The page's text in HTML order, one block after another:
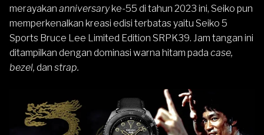
merayakan anniversaryke-55 di tahun 2023 ini, Seiko pun
memperkenalkan kreasi edisi terbatas yaitu Seiko 5
Sports Bruce Lee Limited Edition SRPK39. Jam tangan ini
ditampilkan dengan dominasi warna hitam pada case,
bezel, dan strap.